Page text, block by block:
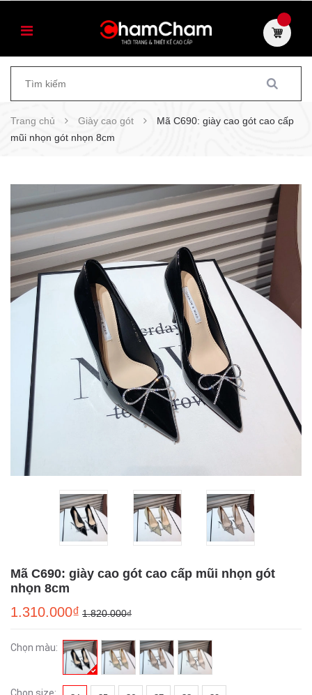
Trang chủ Giày cao gót
Mã C690: giày cao gót cao cấp
mũi nhọn gót nhọn 8cm
Mã C690: giày cao gót cao cấp mũi nhọn gót
nhọn 8cm
1.310.000₫ 1.820.000₫
Chọn màu: